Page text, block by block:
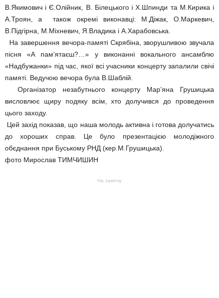
В.Якимович і Є.Олійник, В. Білецького і Х.Шпинди та М.Кирика і
А.Троян, а також окремі виконавці: М.Діжак, О.Маркевич,
В.Підгірна, М.Міхневич, Я.Владика і А.Харабовська.
На завершення вечора-памяті Скрябіна, зворушливою звучала
пісня «А пам’ятаєш?…» у виконанні вокального ансамблю
«Надбужанки» під час, якої всі учасники концерту запалили свічі
памяті. Ведучою вечора була В.Шаблій.
Організатор незабутнього концерту Мар’яна Грушицька
висловлює щиру подяку всім, хто долучився до проведення
цього заходу.
Цей захід показав, що наша молодь активна і готова долучатись
до хороших справ. Це було презентацією молодіжного
обєднання при Буському РНД (кер.М.Грушицька).
фото Мирослав ТИМЧИШИН
На замітку